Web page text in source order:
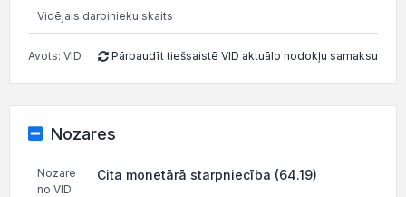
Vidējais darbinieku skaits
Avots: VID Pārbaudīt tiešsaistē VID aktuālo nodokļu samaksu
Nozares
Nozare
no VID
Cita monetārā starpniecība (64.19)